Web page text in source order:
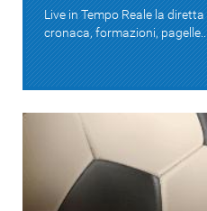
Live in Tempo Reale la
cronaca, formazioni,